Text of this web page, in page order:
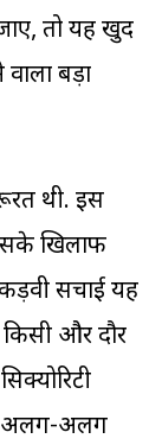
तो यह खुद
बड़ा
थी. इस
खिलाफ
सचाई यह
किसी और दौर
अलग-अलग